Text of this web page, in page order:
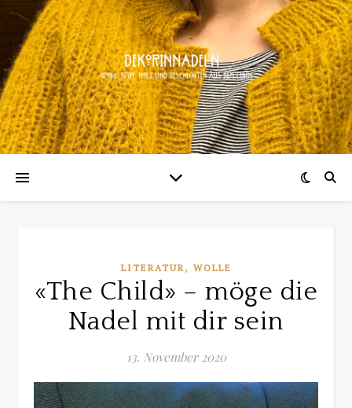
LITERATUR, WOLLE
«The Child» – möge die
Nadel mit dir sein
13. November 2020